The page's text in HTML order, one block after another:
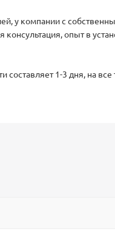
у компании с
консультация, опыт в
составляет 1-3 дня, на